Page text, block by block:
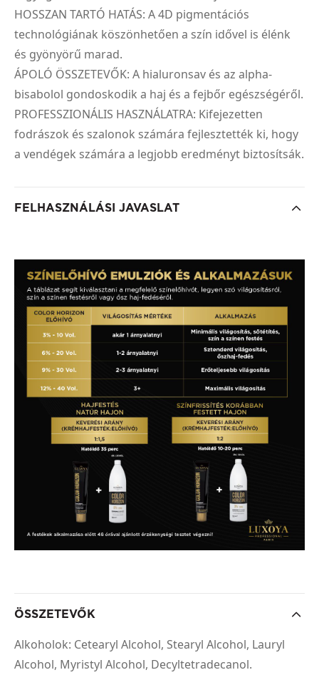
HOSSZAN TARTÓ HATÁS: A 4D pigmentációs
technológiának köszönhetően a szín idővel is élénk
és gyönyörű marad.
ÁPOLÓ ÖSSZETEVŐK: A hialuronsav és az alpha-
bisabolol gondoskodik a haj és a fejbőr egészségéről.
PROFESSZIONÁLIS HASZNÁLATRA: Kifejezetten
fodrászok és szalonok számára fejlesztették ki, hogy
a vendégek számára a legjobb eredményt biztosítsák.
FELHASZNÁLÁSI JAVASLAT
ÖSSZETEVŐK
Alkoholok: Cetearyl Alcohol, Stearyl Alcohol, Lauryl
Alcohol, Myristyl Alcohol, Decyltetradecanol.